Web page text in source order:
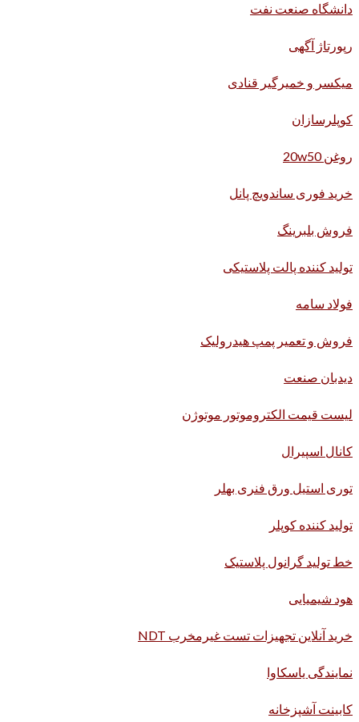
دانشگاه صنعت نفت
رپورتاژ آگهی
میکسر و خمیرگیر قنادی
کوپلرسازان
روغن 20w50
خرید فوری ساندویچ پانل
فروش بلبرینگ
تولید کننده پالت پلاستیکی
فولاد سامه
فروش و تعمیر پمپ هیدرولیک
دیدبان صنعت
لیست قیمت الکتروموتور موتوژن
کانال اسپیرال
توری استیل ورق فنری بهلر
تولید کننده کوپلر
خط تولید گرانول پلاستیک
هود شیمیایی
خرید آنلاین تجهیزات تست غیرمخرب NDT
نمایندگی یاسکاوا
کابینت آشپزخانه